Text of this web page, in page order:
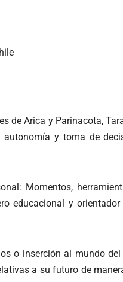
de Arica y Parinacota,
y toma de
Momentos,
educacional y orientador
o inserción al mundo
a su futuro de